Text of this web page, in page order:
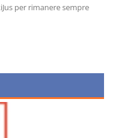
per rimanere sempre